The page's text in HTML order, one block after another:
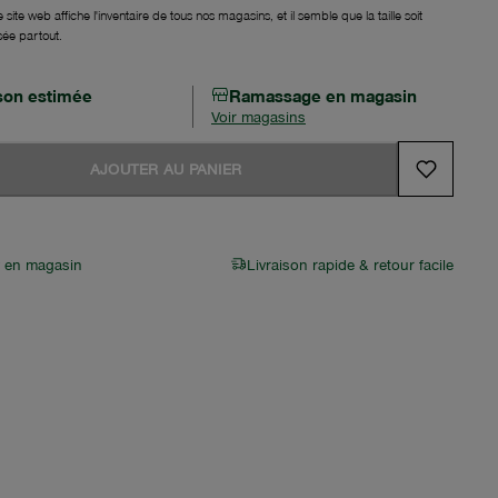
site web affiche l'inventaire de tous nos magasins, et il semble que la taille soit
partout.
estimée Ramassage en magasin
Voir magasins
AJOUTER AU PANIER
en magasin Livraison rapide & retour facile